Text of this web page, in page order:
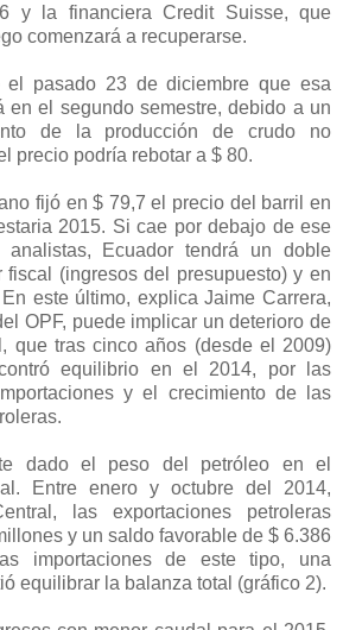
y la financiera Credit Suisse, que
comenzará a recuperarse.
el pasado 23 de diciembre que esa
en el segundo semestre, debido a un
de la producción de crudo no
precio podría rebotar a $ 80.
fijó en $ 79,7 el precio del barril en
2015. Si cae por debajo de ese
Ecuador tendrá un doble
fiscal (ingresos del presupuesto) y en
este último, explica Jaime Carrera,
OPF, puede implicar un deterioro de
que tras cinco años (desde el 2009)
equilibrio en el 2014, por las
y el crecimiento de las
dado el peso del petróleo en el
Entre enero y octubre del 2014,
las exportaciones petroleras
y un saldo favorable de $ 6.386
importaciones de este tipo, una
equilibrar la balanza total (gráfico 2).